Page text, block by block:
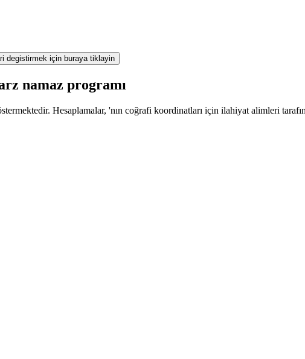
degistirmek için buraya tiklayin
namaz programı
Hesaplamalar, 'nın coğrafi koordinatları için ilahiyat alimleri